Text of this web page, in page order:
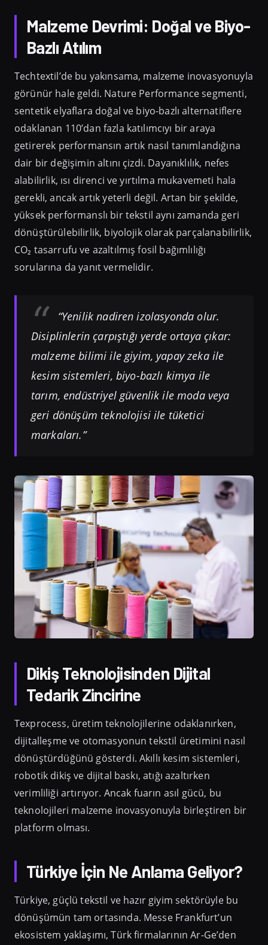
Malzeme Devrimi: Doğal ve Biyo-
Bazlı Atılım
Techtextil’de bu yakınsama, malzeme inovasyonuyla
görünür hale geldi. Nature Performance segmenti,
sentetik elyaflara doğal ve biyo-bazlı alternatiflere
odaklanan 110’dan fazla katılımcıyı bir araya
getirerek performansın artık nasıl tanımlandığına
dair bir değişimin altını çizdi. Dayanıklılık, nefes
alabilirlik, ısı direnci ve yırtılma mukavemeti hala
gerekli, ancak artık yeterli değil. Artan bir şekilde,
yüksek performanslı bir tekstil aynı zamanda geri
dönüştürülebilirlik, biyolojik olarak parçalanabilirlik,
CO₂ tasarrufu ve azaltılmış fosil bağımlılığı
sorularına da yanıt vermelidir.
“Yenilik nadiren izolasyonda olur.
Disiplinlerin çarpıştığı yerde ortaya çıkar:
malzeme bilimi ile giyim, yapay zeka ile
kesim sistemleri, biyo-bazlı kimya ile
tarım, endüstriyel güvenlik ile moda veya
geri dönüşüm teknolojisi ile tüketici
markaları.”
Dikiş Teknolojisinden Dijital
Tedarik Zincirine
Texprocess, üretim teknolojilerine odaklanırken,
dijitalleşme ve otomasyonun tekstil üretimini nasıl
dönüştürdüğünü gösterdi. Akıllı kesim sistemleri,
robotik dikiş ve dijital baskı, atığı azaltırken
verimliliği artırıyor. Ancak fuarın asıl gücü, bu
teknolojileri malzeme inovasyonuyla birleştiren bir
platform olması.
Türkiye İçin Ne Anlama Geliyor?
Türkiye, güçlü tekstil ve hazır giyim sektörüyle bu
dönüşümün tam ortasında. Messe Frankfurt’un
ekosistem yaklaşımı, Türk firmalarının Ar-Ge’den